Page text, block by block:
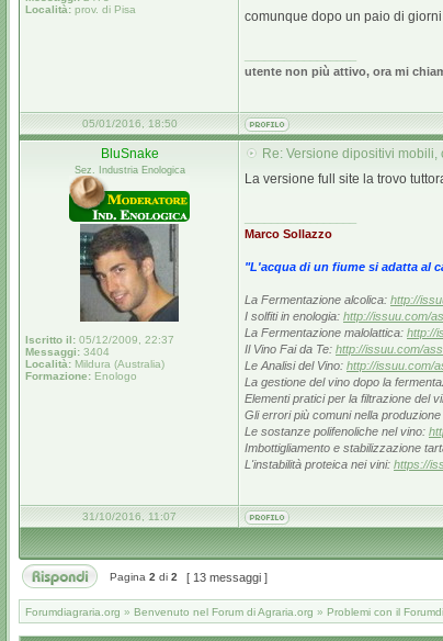
Località: prov. di Pisa comunque dopo un paio di
utente non più attivo, ora mi
05/01/2016, 18:50
BluSnake
Sez. Industria Enologica
Iscritto il: 05/12/2009, 22:37
Messaggi: 3404
Località: Mildura (Australia)
Formazione: Enologo
Re: Versione dipositivi
La versione full site la trovo
Marco Sollazzo
"L'acqua di un fiume si adatta al
La Fermentazione alcolica: http://
I solfiti in enologia: http://issuu.com/
La Fermentazione malolattica: http://
Il Vino Fai da Te: http://issuu.com/
Le Analisi del Vino: http://issuu.com/
La gestione del vino dopo la
Elementi pratici per la filtrazione del
Gli errori più comuni nella
Le sostanze polifenoliche nel vino:
Imbottigliamento e stabilizzazione
L'instabilità proteica nei vini: https://
31/10/2016, 11:07
Pagina 2 di 2 [ 13 messaggi ]
Forumdiagraria.org » Benvenuto nel Forum di Agraria.org » Problemi con il